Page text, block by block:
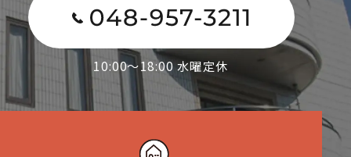
10:00～18:00 水曜定休